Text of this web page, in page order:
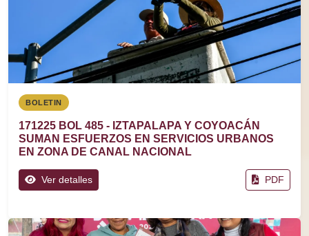
BOLETIN
171225 BOL 485 - IZTAPALAPA Y COYOACÁN
SUMAN ESFUERZOS EN SERVICIOS URBANOS
EN ZONA DE CANAL NACIONAL
Ver detalles PDF